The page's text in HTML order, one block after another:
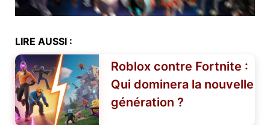
LIRE AUSSI :
Roblox contre Fortnite :
Qui dominera la nouvelle
génération ?